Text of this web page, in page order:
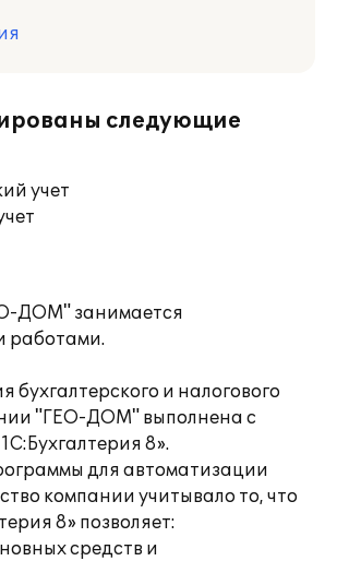
следующие
учет
ДОМ" занимается
работами.
бухгалтерского и налогового
"ГЕО-ДОМ" выполнена с
8».
для автоматизации
компании учитывало то, что
8» позволяет:
средств и